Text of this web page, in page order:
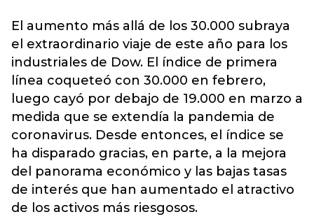
El aumento más allá de los 30.000 subraya
el extraordinario viaje de este año para los
industriales de Dow. El índice de primera
línea coqueteó con 30.000 en febrero,
luego cayó por debajo de 19.000 en marzo a
medida que se extendía la pandemia de
coronavirus. Desde entonces, el índice se
ha disparado gracias, en parte, a la mejora
del panorama económico y las bajas tasas
de interés que han aumentado el atractivo
de los activos más riesgosos.